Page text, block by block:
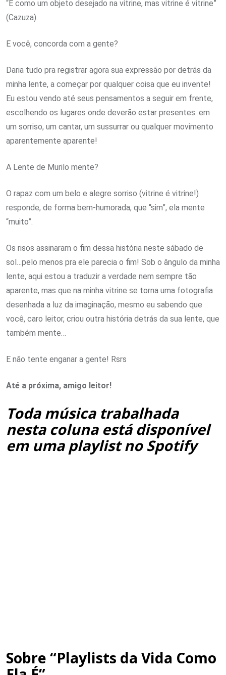
“E como um objeto desejado na vitrine, mas vitrine é vitrine”
(Cazuza).
E você, concorda com a gente?
Daria tudo pra registrar agora sua expressão por detrás da
minha lente, a começar por qualquer coisa que eu invente!
Eu estou vendo até seus pensamentos a seguir em frente,
escolhendo os lugares onde deverão estar presentes: em
um sorriso, um cantar, um sussurrar ou qualquer movimento
aparentemente aparente!
A Lente de Murilo mente?
O rapaz com um belo e alegre sorriso (vitrine é vitrine!)
responde, de forma bem-humorada, que “sim”, ela mente
“muito”.
Os risos assinaram o fim dessa história neste sábado de
sol…pelo menos pra ele parecia o fim! Sob o ângulo da minha
lente, aqui estou a traduzir a verdade nem sempre tão
aparente, mas que na minha vitrine se torna uma fotografia
desenhada a luz da imaginação, mesmo eu sabendo que
você, caro leitor, criou outra história detrás da sua lente, que
também mente…
E não tente enganar a gente! Rsrs
Até a próxima, amigo leitor!
Toda música trabalhada
nesta coluna está disponível
em uma playlist no Spotify
Sobre “Playlists da Vida Como